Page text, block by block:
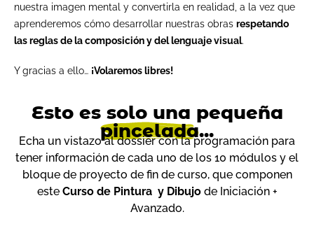
nuestra imagen mental y convertirla en realidad, a la vez que
aprenderemos cómo desarrollar nuestras obras respetando
las reglas de la composición y del lenguaje visual.
Y gracias a ello… ¡Volaremos libres!
Esto es solo una pequeña
pincelada...
Echa un vistazo al dossier con la programación para
tener información de cada uno de los 10 módulos y el
bloque de proyecto de fin de curso, que componen
este Curso de Pintura y Dibujode Iniciación +
Avanzado.